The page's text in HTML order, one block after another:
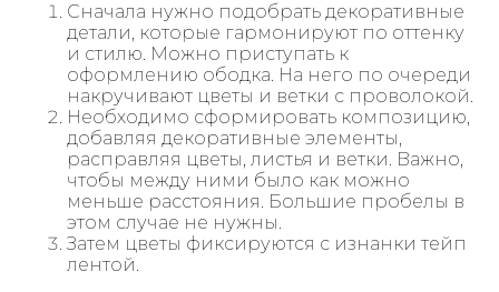
Сначала нужно подобрать декоративные
детали, которые гармонируют по оттенку
и стилю. Можно приступать к
оформлению ободка. На него по очереди
накручивают цветы и ветки с проволокой.
Необходимо сформировать композицию,
добавляя декоративные элементы,
расправляя цветы, листья и ветки. Важно,
чтобы между ними было как можно
меньше расстояния. Большие пробелы в
этом случае не нужны.
Затем цветы фиксируются с изнанки тейп
лентой.